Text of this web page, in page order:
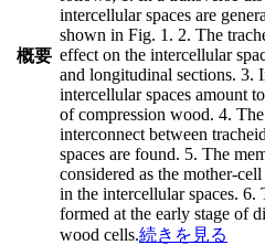
概要
intercellular spaces are
shown in Fig. 1. 2. The
effect on the intercellular
and longitudinal sections. 3.
intercellular spaces amount
of compression wood. 4.
interconnect between
spaces are found. 5. The
considered as the mother-
in the intercellular spaces. 6.
formed at the early stage of
wood cells.続きを見る